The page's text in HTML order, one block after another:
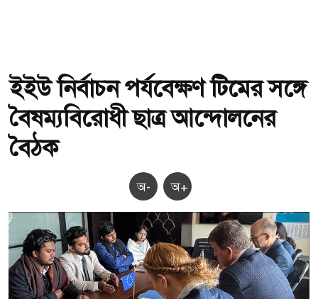
ইইউ নির্বাচন পর্যবেক্ষণ টিমের সঙ্গে
বৈষম্যবিরোধী ছাত্র আন্দোলনের
বৈঠক
অ- অ+